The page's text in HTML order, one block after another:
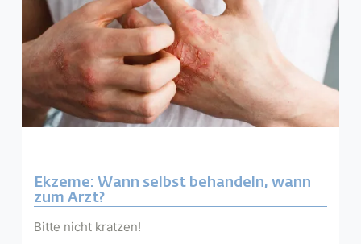
Ekzeme: Wann selbst behandeln, wann
zum Arzt?
Bitte nicht kratzen!